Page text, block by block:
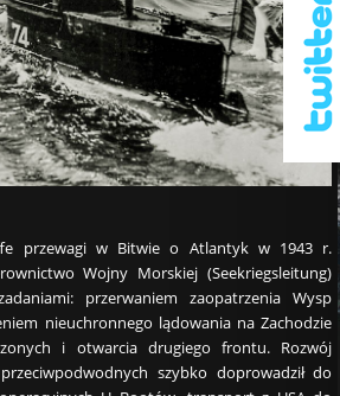
przewagi w Bitwie o Atlantyk w 1943 r.
Wojny Morskiej (Seekriegsleitung)
przerwaniem zaopatrzenia Wysp
nieuchronnego lądowania na Zachodzie
i otwarcia drugiego frontu. Rozwój
szybko doprowadził do